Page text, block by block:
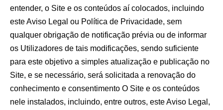
entender, o Site e os conteúdos aí colocados, incluindo
este Aviso Legal ou Política de Privacidade, sem
qualquer obrigação de notificação prévia ou de informar
os Utilizadores de tais modificações, sendo suficiente
para este objetivo a simples atualização e publicação no
Site, e se necessário, será solicitada a renovação do
conhecimento e consentimento O Site e os conteúdos
nele instalados, incluindo, entre outros, este Aviso Legal,